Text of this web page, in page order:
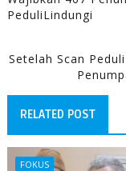
PeduliLindungi
Setelah Scan
RELATED POST
FOKUS